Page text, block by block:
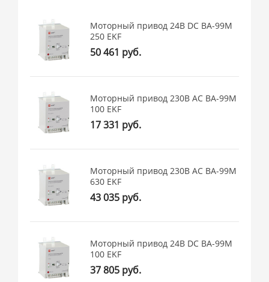
Моторный привод 24В DC ВА-99M
250 EKF
50 461 руб.
Моторный привод 230B АС ВА-99M
100 EKF
17 331 руб.
Моторный привод 230B АС ВА-99M
630 EKF
43 035 руб.
Моторный привод 24В DC ВА-99M
100 EKF
37 805 руб.